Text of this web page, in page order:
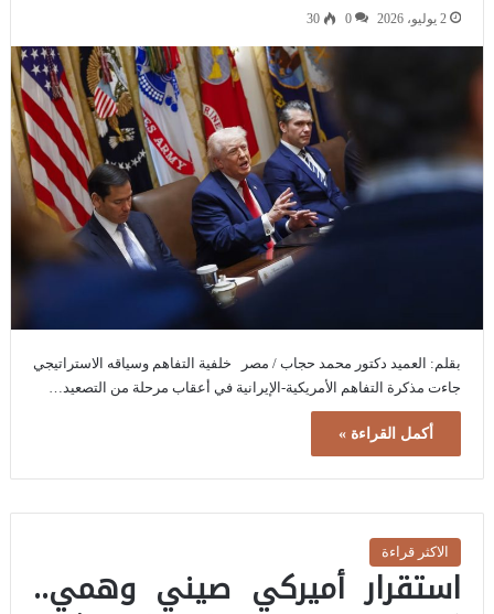
2 يوليو، 2026 0
30
بقلم: العميد دكتور محمد حجاب / مصر خلفية التفاهم وسياقه الاستراتيجي
جاءت مذكرة التفاهم الأمريكية-الإيرانية في أعقاب مرحلة من التصعيد…
أكمل القراءة »
الاكثر قراءة
استقرار أميركي صيني وهمي..